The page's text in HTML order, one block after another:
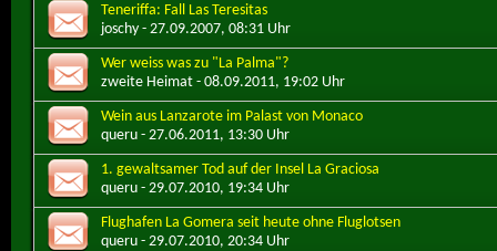
Teneriffa: Fall Las Teresitas
joschy - 27.09.2007, 08:31 Uhr
Wer weiss was zu "La Palma"?
zweite Heimat - 08.09.2011, 19:02 Uhr
Wein aus Lanzarote im Palast von Monaco
queru - 27.06.2011, 13:30 Uhr
1. gewaltsamer Tod auf der Insel La Graciosa
queru - 29.07.2010, 19:34 Uhr
Flughafen La Gomera seit heute ohne Fluglotsen
queru - 29.07.2010, 20:34 Uhr